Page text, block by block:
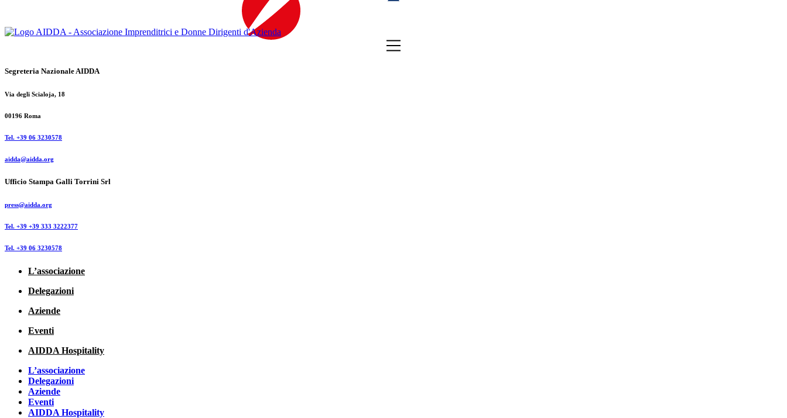
Segreteria Nazionale AIDDA
Via degli Scialoja, 18
00196 Roma
Tel. +39 06 3230578
aidda@aidda.org
Ufficio Stampa Galli Torrini Srl
press@aidda.org
Tel. +39 +39 333 3222377
Tel. +39 06 3230578
L’associazione
Delegazioni
Aziende
Eventi
AIDDA Hospitality
L’associazione
Delegazioni
Aziende
Eventi
AIDDA Hospitality